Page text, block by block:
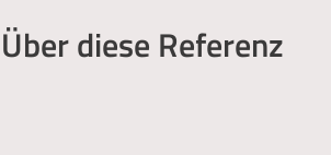
Über diese Referenz